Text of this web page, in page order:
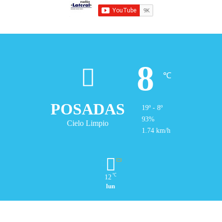
POSADAS
Cielo Limpio
8 ℃
19º - 8º
93%
1.74 km/h
12 ℃
lun